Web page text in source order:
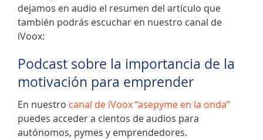
dejamos en audio el resumen del artículo que
también podrás escuchar en nuestro canal de
iVoox:
Podcast sobre la importancia de la
motivación para emprender
En nuestro canal de iVoox “asepyme en la onda”
puedes acceder a cientos de audios para
autónomos, pymes y emprendedores.